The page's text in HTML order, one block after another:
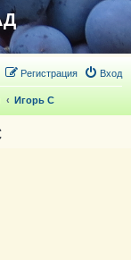
Вход
Регистрация
Игорь С